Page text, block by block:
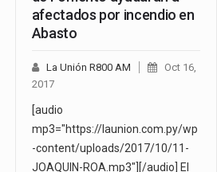
afectados por incendio en
Abasto
La Unión R800 AM
Oct 16,
2017
[audio
mp3="https://launion.com.py/wp
-content/uploads/2017/10/11-
JOAQUIN-ROA.mp3"][/audio] El